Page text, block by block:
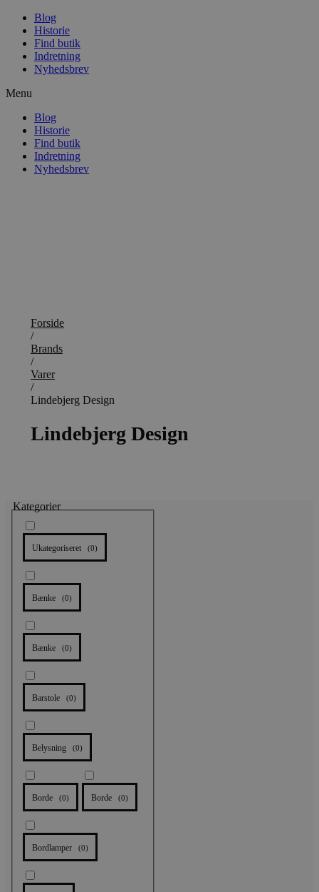
Blog
Historie
Find butik
Indretning
Nyhedsbrev
Menu
Blog
Historie
Find butik
Indretning
Nyhedsbrev
Forside
/
Brands
/
Varer
/
Lindebjerg Design
Lindebjerg Design
Kategorier
Ukategoriseret (0)
Bænke (0)
Bænke (0)
Barstole (0)
Belysning (0)
Borde (0) Borde (0)
Bordlamper (0)